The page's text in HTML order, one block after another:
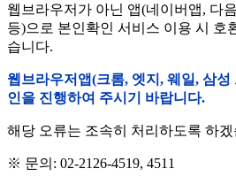
웹브라우저가 아닌 앱(네이버앱, 다
등)으로 본인확인 서비스 이용 시 호
습니다.
웹브라우저앱(크롬, 엣지, 웨일, 삼
인을 진행하여 주시기 바랍니다.
해당 오류는 조속히 처리하도록 하
※ 문의: 02-2126-4519, 4511